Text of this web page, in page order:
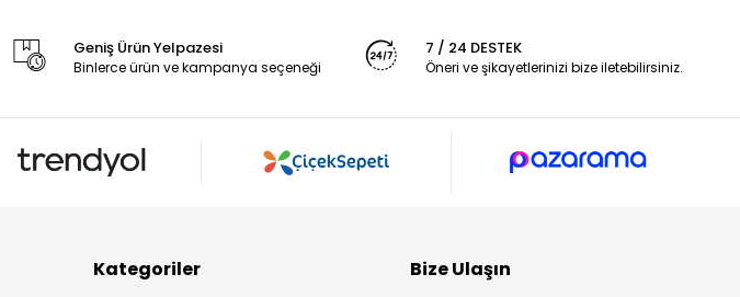
Geniş Ürün Yelpazesi
Binlerce ürün ve kampanya seçeneği
7 / 24 DESTEK
Öneri ve şikayetlerinizi bize iletebilirsiniz.
Kategoriler Bize Ulaşın